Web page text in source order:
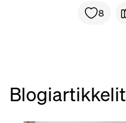
8
Blogiartikkelit